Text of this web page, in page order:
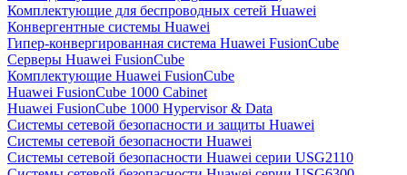
Комплектующие для беспроводных сетей Huawei
Конвергентные системы Huawei
Гипер-конвергированная система Huawei FusionCube
Серверы Huawei FusionCube
Комплектующие Huawei FusionCube
Huawei FusionCube 1000 Cabinet
Huawei FusionCube 1000 Hypervisor & Data
Системы сетевой безопасности и защиты Huawei
Системы сетевой безопасности Huawei
Системы сетевой безопасности Huawei серии USG2110